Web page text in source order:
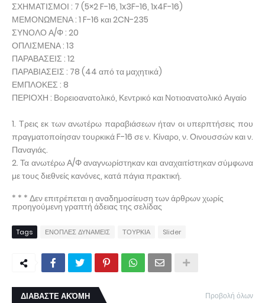
ΣΧΗΜΑΤΙΣΜΟΙ : 7 (5×2 F-16, 1x3F-16, 1x4F-16)
ΜΕΜΟΝΩΜΕΝΑ : 1 F-16 και 2CN-235
ΣΥΝΟΛΟ Α/Φ : 20
ΟΠΛΙΣΜΕΝΑ : 13
ΠΑΡΑΒΑΣΕΙΣ : 12
ΠΑΡΑΒΙΑΣΕΙΣ : 78 (44 από τα μαχητικά)
ΕΜΠΛΟΚΕΣ : 8
ΠΕΡΙΟΧΗ : Βορειοανατολικό, Κεντρικό και Νοτιοανατολικό Αιγαίο
1. Τρεις εκ των ανωτέρω παραβιάσεων ήταν οι υπερπτήσεις που
πραγματοποίησαν τουρκικά F-16 σε ν. Κίναρο, ν. Οινουσσών και ν.
Παναγιάς.
2. Τα ανωτέρω Α/Φ αναγνωρίστηκαν και αναχαιτίστηκαν σύμφωνα
με τους διεθνείς κανόνες, κατά πάγια πρακτική.
* * * Δεν επιτρέπεται η αναδημοσίευση των άρθρων χωρίς
προηγούμενη γραπτή άδειας της σελίδας
Tags ΕΝΟΠΛΕΣ ΔΥΝΑΜΕΙΣ ΤΟΥΡΚΙΑ Slider
ΔΙΑΒΑΣΤΕ ΑΚΌΜΗ Προβολή όλων